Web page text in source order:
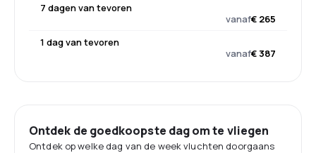
7 dagen van tevoren
vanaf€ 265
1 dag van tevoren
vanaf€ 387
Ontdek de goedkoopste dag om te vliegen
Ontdek op welke dag van de week vluchten doorgaans